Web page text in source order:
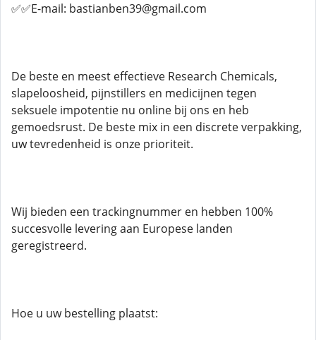
✅✅E-mail: bastianben39@gmail.com
De beste en meest effectieve Research Chemicals,
slapeloosheid, pijnstillers en medicijnen tegen
seksuele impotentie nu online bij ons en heb
gemoedsrust. De beste mix in een discrete verpakking,
uw tevredenheid is onze prioriteit.
Wij bieden een trackingnummer en hebben 100%
succesvolle levering aan Europese landen
geregistreerd.
Hoe u uw bestelling plaatst: